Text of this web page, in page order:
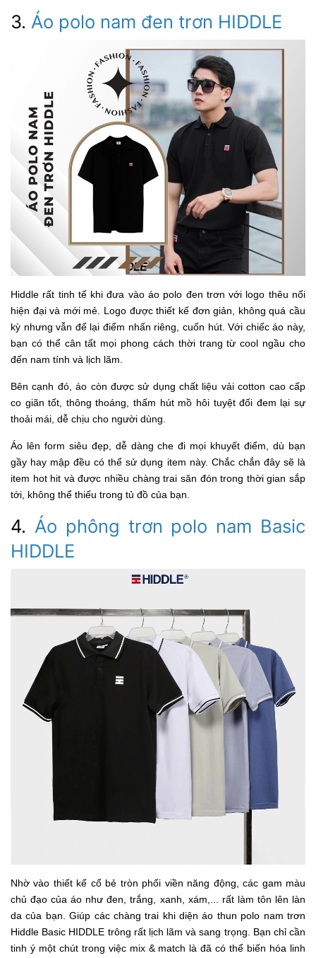
3. Áo polo nam đen trơn HIDDLE
Hiddle rất tinh tế khi đưa vào áo polo đen trơn với logo thêu nổi
hiện đại và mới mẻ. Logo được thiết kế đơn giản, không quá cầu
kỳ nhưng vẫn để lại điểm nhấn riêng, cuốn hút. Với chiếc áo này,
bạn có thể cân tất mọi phong cách thời trang từ cool ngầu cho
đến nam tính và lịch lãm.
Bên cạnh đó, áo còn được sử dụng chất liệu vải cotton cao cấp
co giãn tốt, thông thoáng, thấm hút mồ hôi tuyệt đối đem lại sự
thoải mái, dễ chịu cho người dùng.
Áo lên form siêu đẹp, dễ dàng che đi mọi khuyết điểm, dù bạn
gầy hay mập đều có thể sử dụng item này. Chắc chắn đây sẽ là
item hot hit và được nhiều chàng trai săn đón trong thời gian sắp
tới, không thể thiếu trong tủ đồ của bạn.
4. Áo phông trơn polo nam Basic
HIDDLE
Nhờ vào thiết kế cổ bẻ tròn phối viền năng động, các gam màu
chủ đạo của áo như đen, trắng, xanh, xám,... rất làm tôn lên làn
da của bạn. Giúp các chàng trai khi diện áo thun polo nam trơn
Hiddle Basic HIDDLE trông rất lịch lãm và sang trọng. Bạn chỉ cần
tinh ý một chút trong việc mix & match là đã có thể biến hóa linh